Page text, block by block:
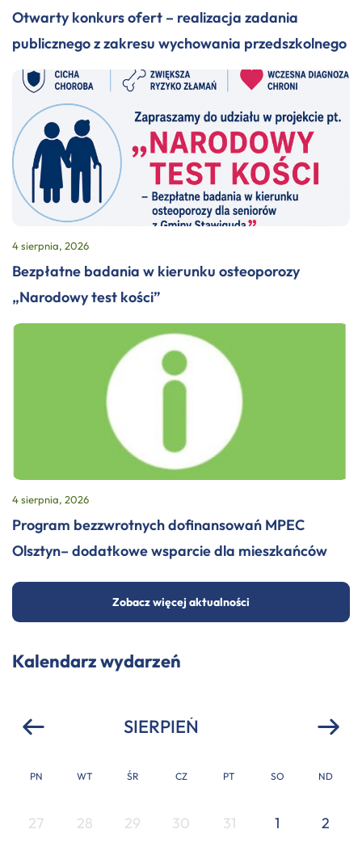
Otwarty konkurs ofert – realizacja zadania
publicznego z zakresu wychowania przedszkolnego
4 sierpnia, 2026
Bezpłatne badania w kierunku osteoporozy
„Narodowy test kości”
4 sierpnia, 2026
Program bezzwrotnych dofinansowań MPEC
Olsztyn– dodatkowe wsparcie dla mieszkańców
Zobacz więcej aktualności
Kalendarz wydarzeń
PN WT ŚR CZ PT SO ND
27 28 29 30 31 1 2